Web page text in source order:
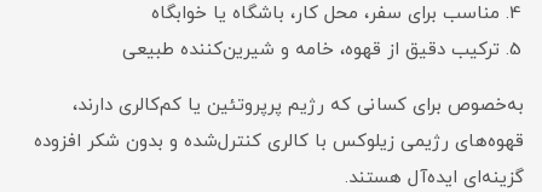
مناسب برای سفر، محل کار، باشگاه یا خوابگاه
ترکیب دقیق از قهوه، خامه و شیرین‌کننده طبیعی
به‌خصوص برای کسانی که رژیم پرپروتئین یا کم‌کالری دارند،
قهوه‌های رژیمی زیلوکس با کالری کنترل‌شده و بدون شکر افزوده
گزینه‌ای ایده‌آل هستند.